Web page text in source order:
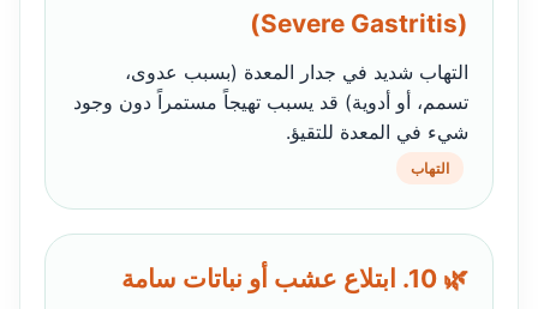
(Severe Gastritis)
التهاب شديد في جدار المعدة (بسبب عدوى،
تسمم، أو أدوية) قد يسبب تهيجاً مستمراً دون وجود
شيء في المعدة للتقيؤ.
التهاب
🌿 10. ابتلاع عشب أو نباتات سامة